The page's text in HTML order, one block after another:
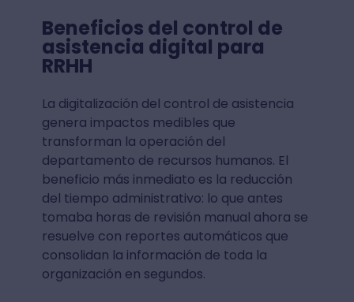
Beneficios del control de
asistencia digital para
RRHH
La digitalización del control de asistencia
genera impactos medibles que
transforman la operación del
departamento de recursos humanos. El
beneficio más inmediato es la reducción
del tiempo administrativo: lo que antes
tomaba horas de revisión manual ahora se
resuelve con reportes automáticos que
consolidan la información de toda la
organización en segundos.